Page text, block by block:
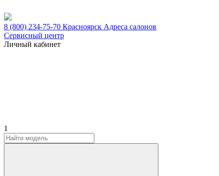
8 (800) 234-75-70 Красноярск Адреса салонов
Сервисный центр
Личный кабинет
1